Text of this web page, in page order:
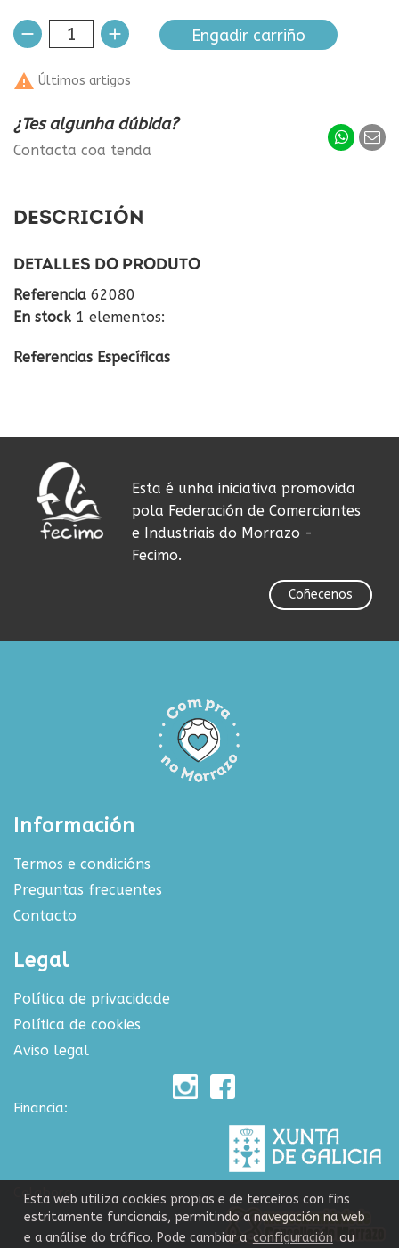
Engadir carriño
 Últimos artigos
¿Tes algunha dúbida?
Contacta coa tenda
DESCRICIÓN
DETALLES DO PRODUTO
Referencia 62080
En stock 1 elementos:
Referencias Específicas
Esta é unha iniciativa promovida
pola Federación de Comerciantes
e Industriais do Morrazo -
Fecimo.
Coñecenos
Información
Termos e condicións
Preguntas frecuentes
Contacto
Legal
Política de privacidade
Política de cookies
Aviso legal
Financia:
Colabora:
Esta web utiliza cookies propias e de terceiros con fins
estritamente funcionais, permitindo a navegación na web
e a análise do tráfico. Pode cambiar a configuración ou